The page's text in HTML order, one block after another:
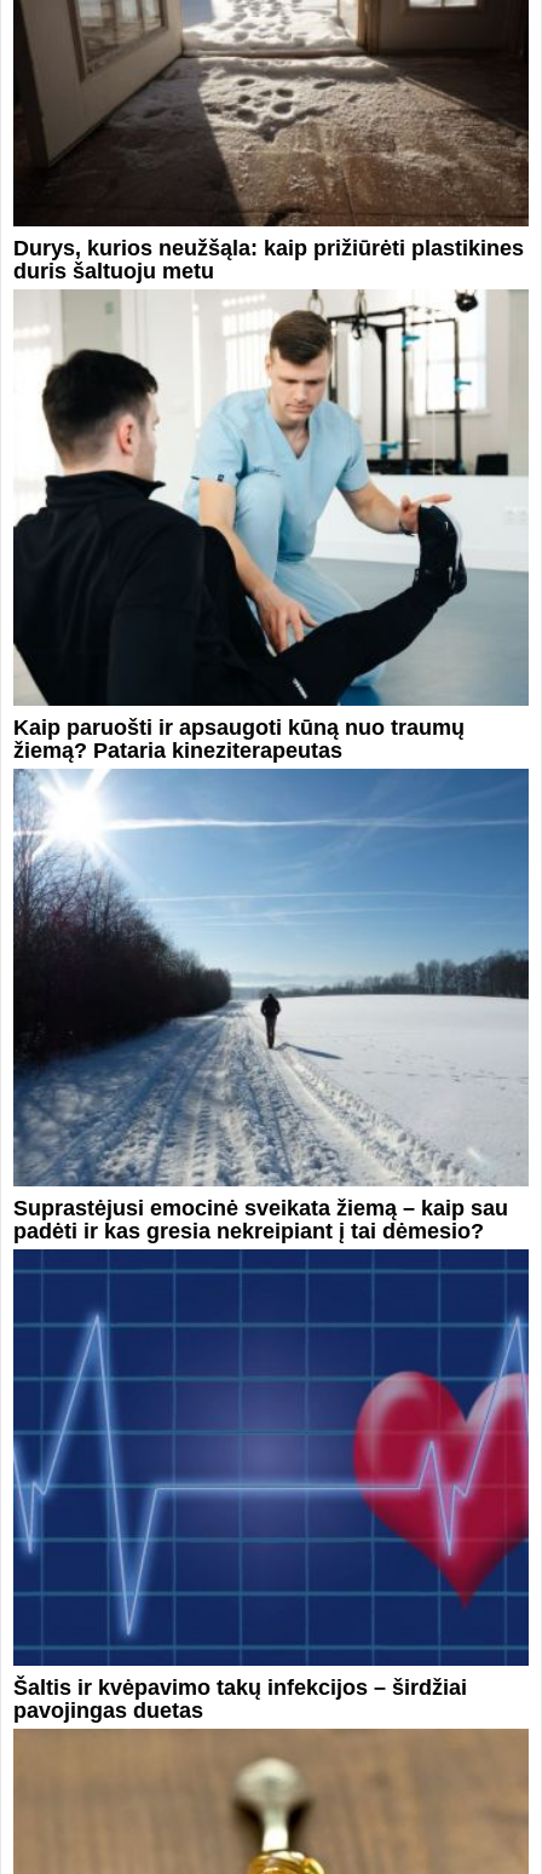
Durys, kurios neužšąla: kaip prižiūrėti plastikines
duris šaltuoju metu
Kaip paruošti ir apsaugoti kūną nuo traumų
žiemą? Pataria kineziterapeutas
Suprastėjusi emocinė sveikata žiemą – kaip sau
padėti ir kas gresia nekreipiant į tai dėmesio?
Šaltis ir kvėpavimo takų infekcijos – širdžiai
pavojingas duetas